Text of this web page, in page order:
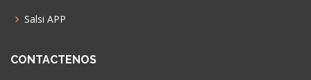
Salsi APP
CONTACTENOS